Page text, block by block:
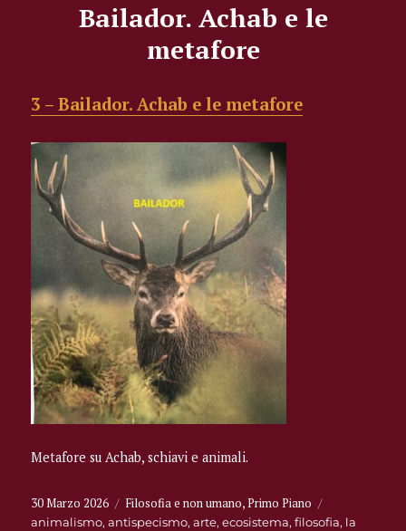
Bailador. Achab e le
metafore
3 – Bailador. Achab e le metafore
Metafore su Achab, schiavi e animali.
Pubblicato
il
30 Marzo 2026 Categorie
Filosofia e non umano,Primo Piano
animalismo,antispecismo,arte,ecosistema,filosofia, la